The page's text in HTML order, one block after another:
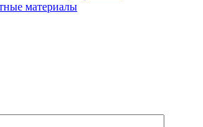
материалы